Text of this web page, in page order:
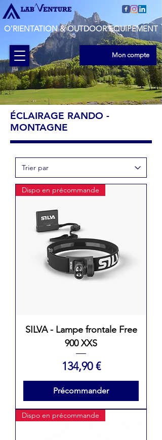
O'RIENTATION & OUTDOOR EQUIPEMENT
Mon compte
ÉCLAIRAGE RANDO -
MONTAGNE
Dispo en précommande
SILVA - Lampe frontale Free
900 XXS
Prix
134,90 €
Précommander
Dispo en précommande